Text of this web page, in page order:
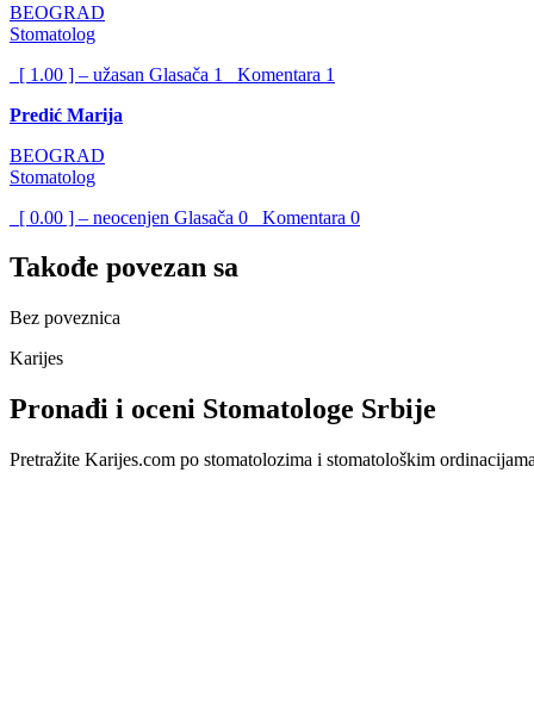
BEOGRAD
Stomatolog
[ 1.00 ] – užasan Glasača 1 Komentara 1
Predić Marija
BEOGRAD
Stomatolog
[ 0.00 ] – neocenjen Glasača 0 Komentara 0
Takođe povezan sa
Bez poveznica
Karijes
Pronađi i oceni Stomatologe Srbije
Pretražite Karijes.com po stomatolozima i stomatološkim